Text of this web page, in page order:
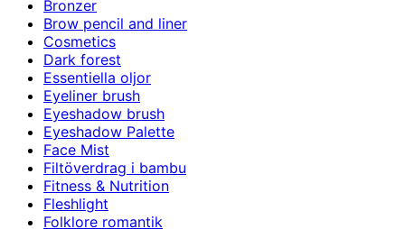
Bronzer
Brow pencil and liner
Cosmetics
Dark forest
Essentiella oljor
Eyeliner brush
Eyeshadow brush
Eyeshadow Palette
Face Mist
Filtöverdrag i bambu
Fitness & Nutrition
Fleshlight
Folklore romantik